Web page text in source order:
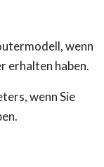
wenn
erhalten haben.
wenn Sie